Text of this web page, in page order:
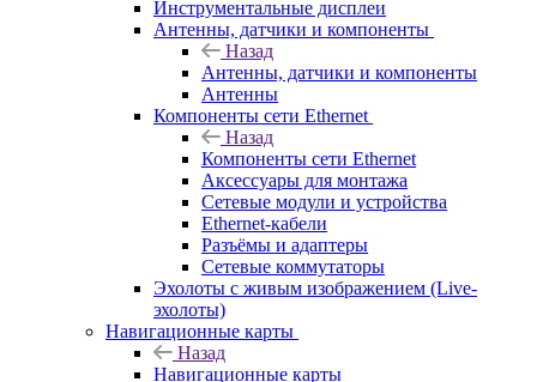
Инструментальные дисплеи
Антенны, датчики и компоненты
Назад
Антенны, датчики и компоненты
Антенны
Компоненты сети Ethernet
Назад
Компоненты сети Ethernet
Аксессуары для монтажа
Сетевые модули и устройства
Ethernet-кабели
Разъёмы и адаптеры
Сетевые коммутаторы
Эхолоты с живым изображением (Live-
эхолоты)
Навигационные карты
Назад
Навигационные карты